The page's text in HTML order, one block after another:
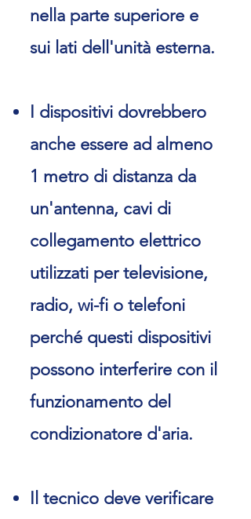
nella parte superiore e
sui lati dell'unità esterna.
I dispositivi dovrebbero
anche essere ad almeno
1 metro di distanza da
un'antenna, cavi di
collegamento elettrico
utilizzati per televisione,
radio, wi-fi o telefoni
perché questi dispositivi
possono interferire con il
funzionamento del
condizionatore d'aria.
Il tecnico deve verificare